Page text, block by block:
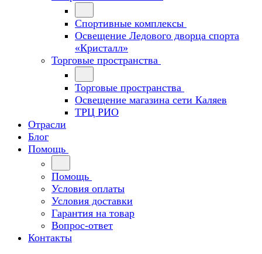
Спортивные комплексы
Освещение Ледового дворца спорта
«Кристалл»
Торговые пространства
Торговые пространства
Освещение магазина сети Каляев
ТРЦ РИО
Отрасли
Блог
Помощь
Помощь
Условия оплаты
Условия доставки
Гарантия на товар
Вопрос-ответ
Контакты